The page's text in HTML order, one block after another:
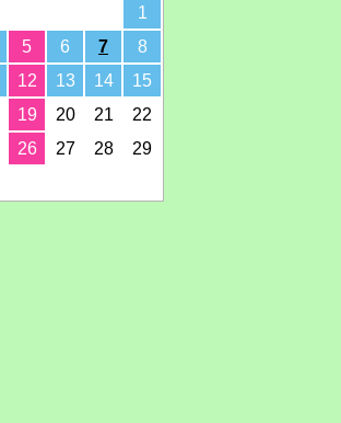
1
5 6 7
8
12 13 14
15
19 20 21
22
26 27 28
29